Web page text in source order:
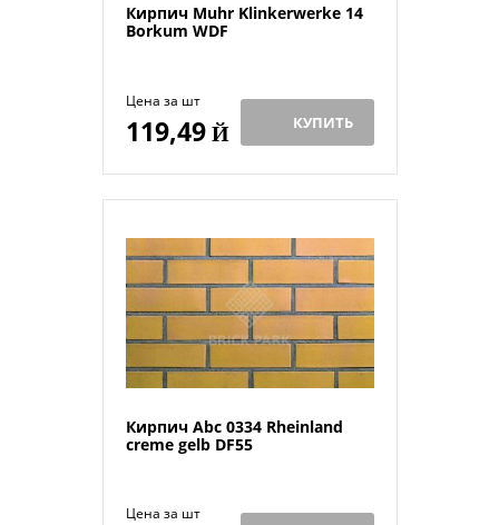
Кирпич Muhr Klinkerwerke 14
Borkum WDF
Цена за шт
119,49Й КУПИТЬ
Кирпич Abc 0334 Rheinland
creme gelb DF55
Цена за шт